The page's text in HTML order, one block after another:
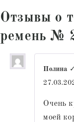
Отзывы о
ремень №
Полина
Очень
моей